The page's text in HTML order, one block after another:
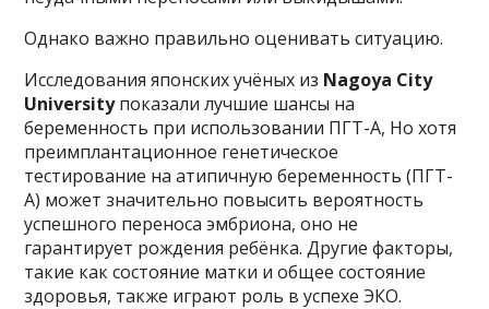
Однако важно правильно оценивать ситуацию.
Исследования японских учёных из Nagoya City
Universityпоказали лучшие шансы на
беременность при использовании ПГТ-A, Но хотя
преимплантационное генетическое
тестирование на атипичную беременность (ПГТ-
А) может значительно повысить вероятность
успешного переноса эмбриона, оно не
гарантирует рождения ребёнка. Другие факторы,
такие как состояние матки и общее состояние
здоровья, также играют роль в успехе ЭКО.